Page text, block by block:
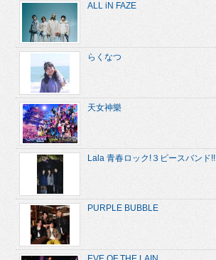
ALL iN FAZE
らくなつ
天女神樂
Lala 青春ロック!３ピースバンド!!
PURPLE BUBBLE